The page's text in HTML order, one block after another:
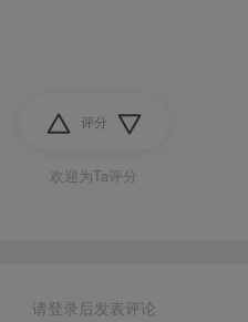
或关闭Windows功能”这一选
评分
欢迎为Ta评分
请登录后发表评论